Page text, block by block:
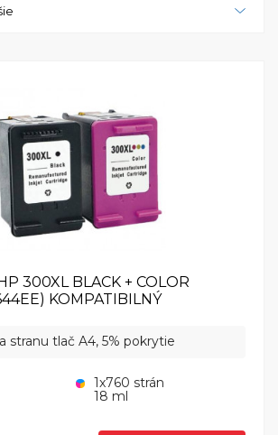
formátov, ako sú PDF, JPEG a
ktoré zvládne všetky vaše
a kopírovacie potreby. S vysokou
ovládaním a
je to skvelá voľba pre
spoľahlivú a výkonnú
že si vyberiete tlačiareň HP
300XL BLACK + COLOR
KOMPATIBILNÝ
stranu tlač A4, 5% pokrytie
1x760 strán
18 ml